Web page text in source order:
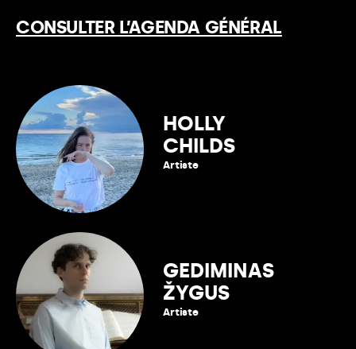
CONSULTER L’AGENDA GÉNÉRAL
HOLLY
CHILDS
Artiste
GEDIMINAS
ŽYGUS
Artiste